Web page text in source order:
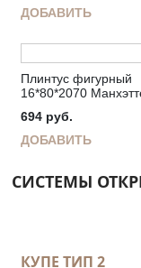
ДОБАВИТЬ
Плинтус фигурный
16*80*2070
694 руб.
ДОБАВИТЬ
СИСТЕМЫ
КУПЕ ТИП 2